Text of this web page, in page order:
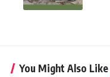
You Might Also Like